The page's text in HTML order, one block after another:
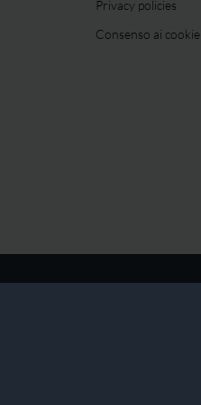
Privacy policies
Consenso ai cookie